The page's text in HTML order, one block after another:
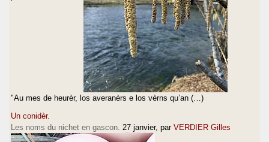
"Au mes de heurèr, los averanèrs e los vèrns qu’an (…)
Un conidèr.
Les noms du nichet en gascon. 27 janvier, par VERDIER Gilles